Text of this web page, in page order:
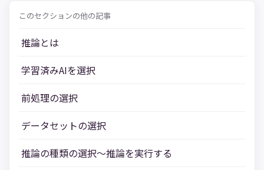
このセクションの他の記事
推論とは
学習済みAIを選択
前処理の選択
データセットの選択
推論の種類の選択～推論を実行する